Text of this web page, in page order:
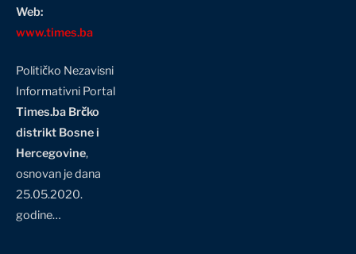
Web:
www.times.ba
Političko Nezavisni
Informativni Portal
Times.ba Brčko
distrikt Bosne i
Hercegovine,
osnovan je dana
25.05.2020.
godine…